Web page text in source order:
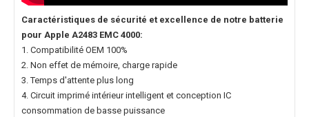
Caractéristiques de sécurité et excellence de notre batterie
pour Apple A2483 EMC 4000:
1. Compatibilité OEM 100%
2. Non effet de mémoire, charge rapide
3. Temps d'attente plus long
4. Circuit imprimé intérieur intelligent et conception IC
consommation de basse puissance